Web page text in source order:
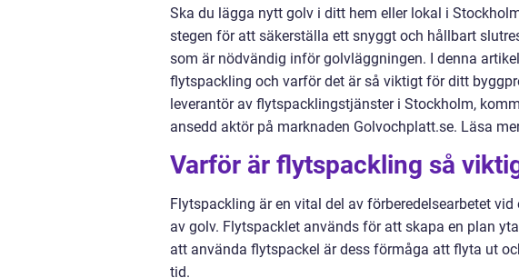
Ska du lägga nytt golv i ditt hem eller lokal i
stegen för att säkerställa ett snyggt och hållbart
som är nödvändig inför golvläggningen. I denna
flytspackling och varför det är så viktigt för ditt
leverantör av flytspacklingstjänster i Stockholm,
ansedd aktör på marknaden Golvochplatt.se. Läsa
Varför är flytspackling så
Flytspackling är en vital del av förberedelsearbetet
av golv. Flytspacklet används för att skapa en plan
att använda flytspackel är dess förmåga att flyta ut
tid.